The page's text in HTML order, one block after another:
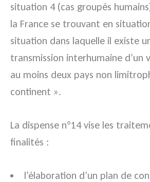
situation 4 (cas groupés
la France se trouvant en
situation dans laquelle il existe
transmission interhumaine d’un
au moins deux pays non
continent ».
La dispense n°14 vise les
finalités :
l’élaboration d’un plan de